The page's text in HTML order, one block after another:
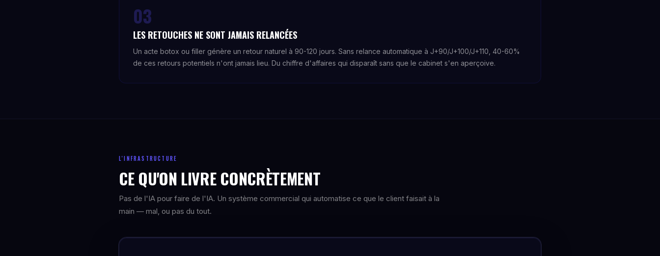
03
LES RETOUCHES NE SONT JAMAIS RELANCÉES
Un acte botox ou filler génère un retour naturel à 90-120 jours. Sans relance automatique à J+90/J+100/J+110, 40-60%
de ces retours potentiels n'ont jamais lieu. Du chiffre d'affaires qui disparaît sans que le cabinet s'en aperçoive.
L'INFRASTRUCTURE
CE QU'ON LIVRE CONCRÈTEMENT
Pas de l'IA pour faire de l'IA. Un système commercial qui automatise ce que le client faisait à la
main — mal, ou pas du tout.